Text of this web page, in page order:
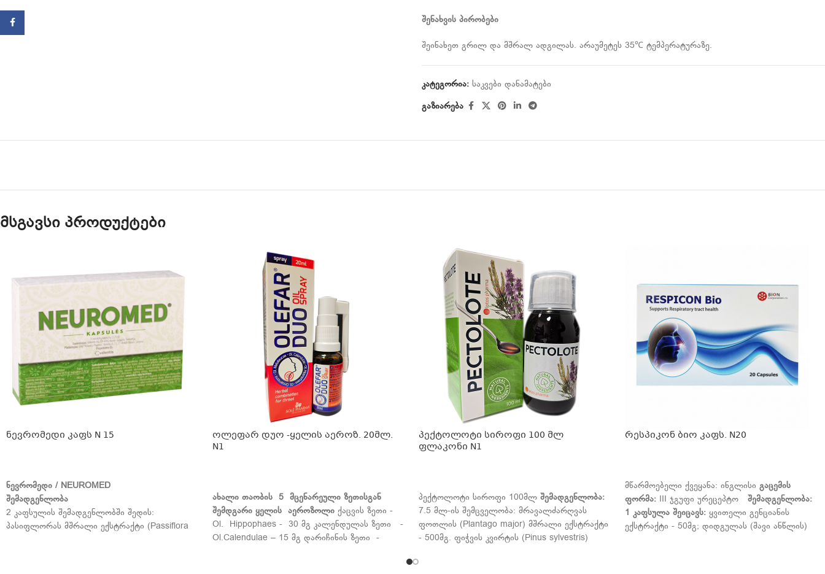
შენახვის პირობები
შეინახეთ გრილ და მშრალ ადგილას. არაუმეტეს 35℃ ტემპერატურაზე.
კატეგორია: საკვები დანამატები
გაზიარება
მსგავსი პროდუქტები
ნევრომედი კაფს N 15
ნევრომედი / NEUROMED
შემადგენლობა
2 კაფსულის შემადგენლობში შედის:
პასიფლორას მშრალი ექსტრაქტი (Passiflora
ოლეფარ დუო -ყელის აეროზ. 20მლ.
N1
ახალი თაობის 5 მცენარეული ზეთისგან
შემდგარი ყელის აეროზოლი ქაცვის ზეთი -
Ol. Hippophaes - 30 მგ კალენდულას ზეთი -
Ol.Calendulae – 15 მგ დარიჩინის ზეთი -
პექტოლოტი სიროფი 100 მლ
ფლაკონი N1
პექტოლოტი სიროფი 100მლ შემადგენლობა:
7.5 მლ-ის შემცველობა: მრავალძარღვას
ფოთლის (Plantago major) მშრალი ექსტრაქტი
- 500მგ. ფიჭვის კვირტის (Pinus sylvestris)
რესპიკონ ბიო კაფს. N20
მწარმოებელი ქვეყანა: ინგლისი გაცემის
ფორმა: III ჯგუფი ურეცეპტო შემადგენლობა:
1 კაფსულა შეიცავს: ყვითელი გენციანის
ექსტრაქტი - 50მგ; დიდგულას (შავი ანწლის)